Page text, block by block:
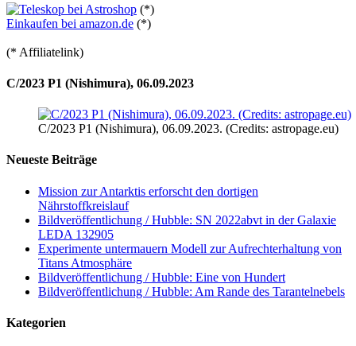
(*)
Einkaufen bei amazon.de (*)
(* Affiliatelink)
C/2023 P1 (Nishimura), 06.09.2023
C/2023 P1 (Nishimura), 06.09.2023. (Credits: astropage.eu)
Neueste Beiträge
Mission zur Antarktis erforscht den dortigen
Nährstoffkreislauf
Bildveröffentlichung / Hubble: SN 2022abvt in der Galaxie
LEDA 132905
Experimente untermauern Modell zur Aufrechterhaltung von
Titans Atmosphäre
Bildveröffentlichung / Hubble: Eine von Hundert
Bildveröffentlichung / Hubble: Am Rande des Tarantelnebels
Kategorien